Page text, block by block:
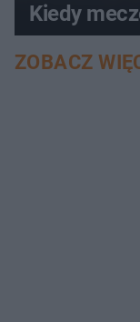
Kiedy
ZOBACZ